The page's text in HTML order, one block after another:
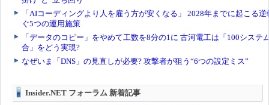
Insider.NET フォーラム 新着記事